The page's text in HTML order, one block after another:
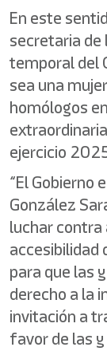
En este
secretaria de
temporal del
sea una
homólogos
ejercicio
“El Gobierno
González
luchar
accesibilidad
para que las
derecho a la
invitación a
favor de las